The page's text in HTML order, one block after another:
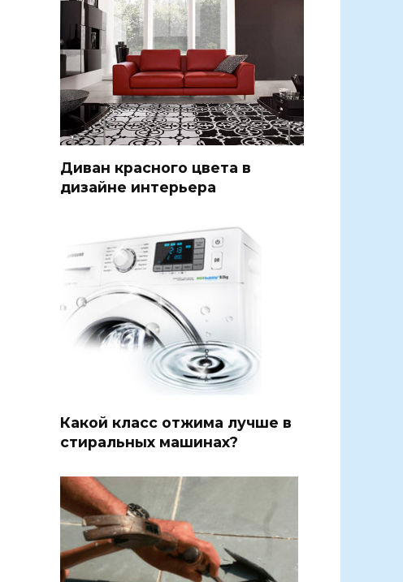
Диван красного цвета в
дизайне интерьера
Какой класс отжима лучше в
стиральных машинах?